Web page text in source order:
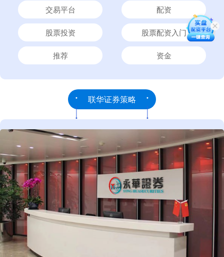
交易平台 配资
股票投资 股票配资入门
推荐 资金
联华证券策略